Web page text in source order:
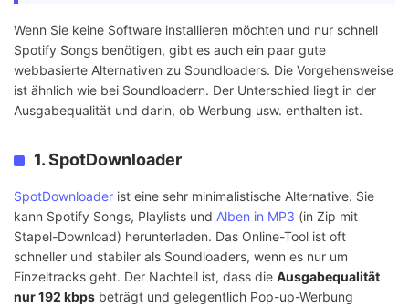
Wenn Sie keine Software installieren möchten und nur schnell
Spotify Songs benötigen, gibt es auch ein paar gute
webbasierte Alternativen zu Soundloaders. Die Vorgehensweise
ist ähnlich wie bei Soundloadern. Der Unterschied liegt in der
Ausgabequalität und darin, ob Werbung usw. enthalten ist.
1. SpotDownloader
SpotDownloader ist eine sehr minimalistische Alternative. Sie
kann Spotify Songs, Playlists und Alben in MP3 (in Zip mit
Stapel-Download) herunterladen. Das Online-Tool ist oft
schneller und stabiler als Soundloaders, wenn es nur um
Einzeltracks geht. Der Nachteil ist, dass die Ausgabequalität
nur 192 kbps beträgt und gelegentlich Pop-up-Werbung